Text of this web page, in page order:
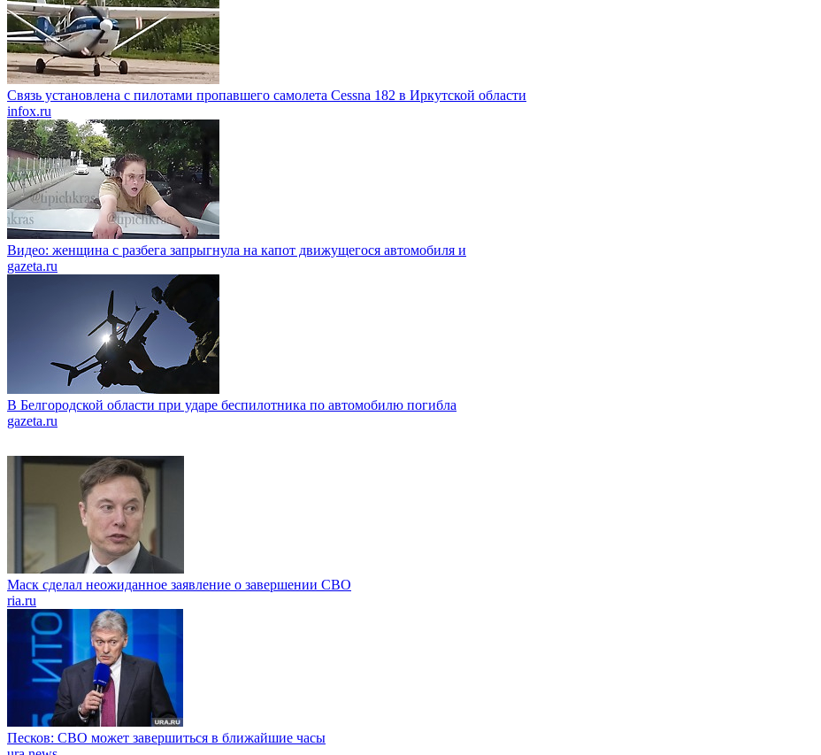
Связь установлена с пилотами пропавшего самолета Cessna 182 в Иркутской области
infox.ru
Видео: женщина с разбега запрыгнула на капот движущегося автомобиля и
gazeta.ru
В Белгородской области при ударе беспилотника по автомобилю погибла
gazeta.ru
Маск сделал неожиданное заявление о завершении СВО
ria.ru
Песков: СВО может завершиться в ближайшие часы